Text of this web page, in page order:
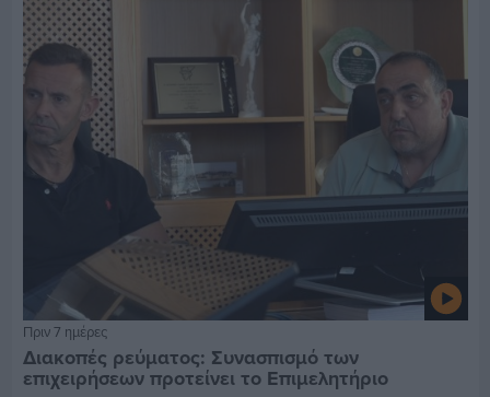
Πριν 7 ημέρες
Διακοπές ρεύματος: Συνασπισμό των
επιχειρήσεων προτείνει το Επιμελητήριο